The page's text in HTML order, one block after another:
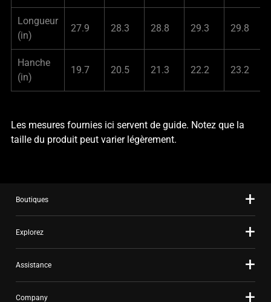
Longueur
(in)
27.9 28.3 28.8 29.3 29.8
Hanche
(in)
19.7 20.5 21.3 22.2 23.2
Les mesures fournies ici servent de guide. Notez que la
taille du produit peut varier légèrement.
Boutiques
Explorez
Assistance
Company